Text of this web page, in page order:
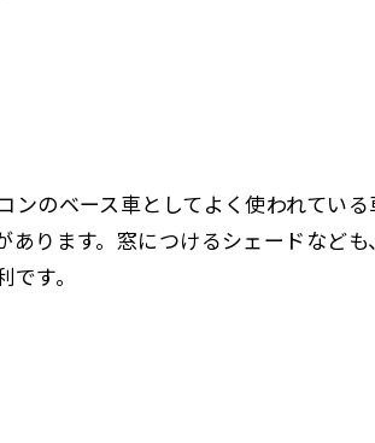
のベース車としてよく使われてい
ります。窓につけるシェードなど
す。